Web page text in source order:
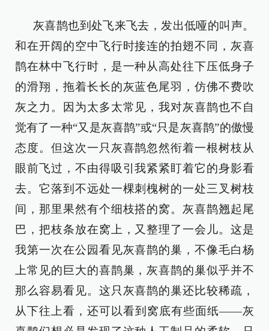
灰喜鹊也到处飞来飞去，发出低哑的叫声。
和在开阔的空中飞行时接连的拍翅不同，灰喜
鹊在林中飞行时，是一种从高处往下压低身子
的滑翔，拖着长长的灰蓝色尾羽，仿佛不费吹
灰之力。因为太多太常见，我对灰喜鹊也不自
觉有了一种“又是灰喜鹊”或“只是灰喜鹊”的傲慢
态度。但这次一只灰喜鹊忽然衔着一根树枝从
眼前飞过，不由得吸引我紧紧盯着它的身影看
去。它落到不远处一棵刺槐树的一处三叉树枝
间，那里果然有个细枝搭的窝。灰喜鹊翘起尾
巴，把枝条放在窝上，又整理了一会儿。这是
我第一次在公园看见灰喜鹊的巢，不像毛白杨
上常见的巨大的喜鹊巢，灰喜鹊的巢似乎并不
那么容易看见。这只灰喜鹊的巢还比较稀疏，
从下往上看，还可以看到窝底有些面纸——灰